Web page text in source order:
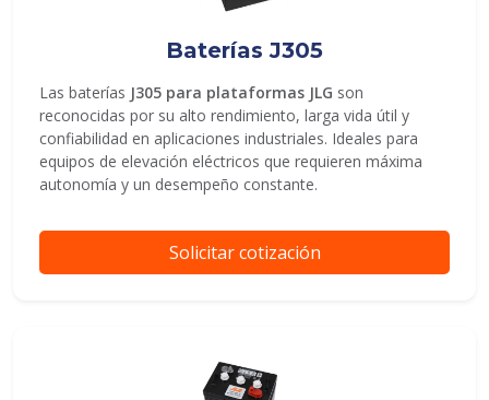
Baterías J305
Las baterías J305 para plataformas JLG son
reconocidas por su alto rendimiento, larga vida útil y
confiabilidad en aplicaciones industriales. Ideales para
equipos de elevación eléctricos que requieren máxima
autonomía y un desempeño constante.
Solicitar cotización